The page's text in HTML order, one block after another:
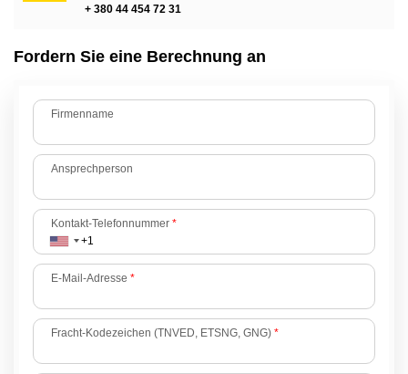
+ 380 44 454 72 31
Fordern Sie eine Berechnung an
Firmenname
Ansprechperson
Kontakt-Telefonnummer *
E-Mail-Adresse *
Fracht-Kodezeichen (TNVED, ETSNG, GNG) *